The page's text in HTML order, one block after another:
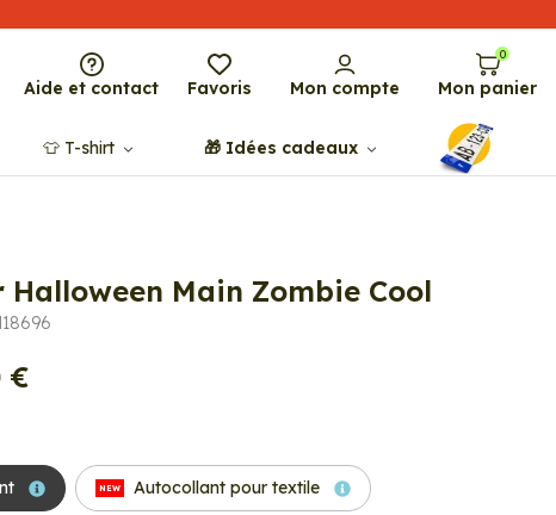
Aide et contact Favoris Mon compte
0
Mon panier
👕​​ T-shirt 🎁​ Idées cadeaux
Halloween Main Zombie Cool
€
NEW Autocollant pour textile